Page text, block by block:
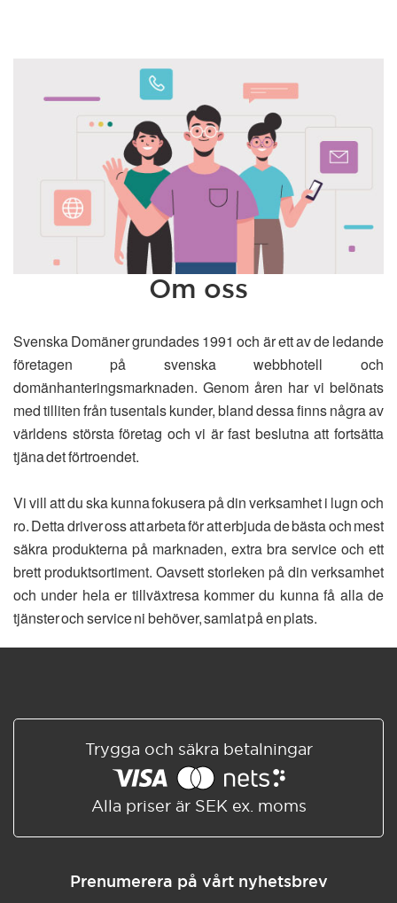
Om oss
Svenska Domäner grundades 1991 och är ett av de ledande
företagen på svenska webbhotell och
domänhanteringsmarknaden. Genom åren har vi belönats
med tilliten från tusentals kunder, bland dessa finns några av
världens största företag och vi är fast beslutna att fortsätta
tjäna det förtroendet.
Vi vill att du ska kunna fokusera på din verksamhet i lugn och
ro. Detta driver oss att arbeta för att erbjuda de bästa och mest
säkra produkterna på marknaden, extra bra service och ett
brett produktsortiment. Oavsett storleken på din verksamhet
och under hela er tillväxtresa kommer du kunna få alla de
tjänster och service ni behöver, samlat på en plats.
Trygga och säkra betalningar
Alla priser är SEK ex. moms
Prenumerera på vårt nyhetsbrev